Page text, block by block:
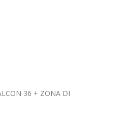
36 + ZONA DI